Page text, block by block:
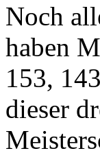
Noch
haben
153,
dieser